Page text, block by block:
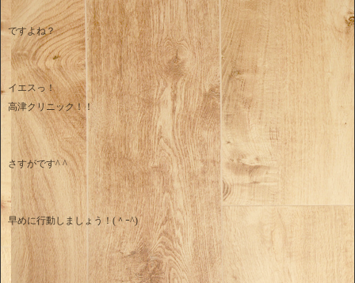
ですよね？
イエスっ！
高津クリニック！！
さすがです^ ^
早めに行動しましょう！(＾ｰ^)